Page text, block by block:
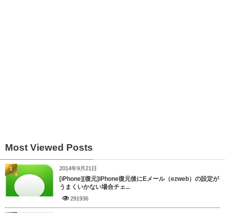
Most Viewed Posts
2014年9月21日
[iPhone][復元]iPhone復元後にEメール（ezweb）の設定が
うまくいかない場合チェ...
291936
1